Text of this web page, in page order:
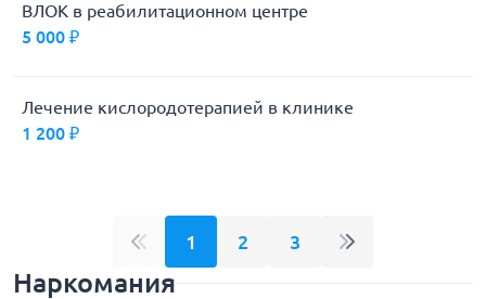
ВЛОК в реабилитационном центре
5 000 ₽
Лечение кислородотерапией в клинике
1 200 ₽
1 2 3
Наркомания